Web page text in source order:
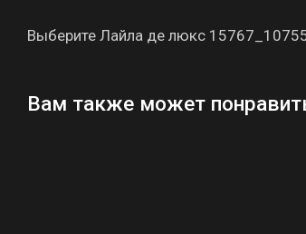
Выберите Лайла де люкс
Вам также может